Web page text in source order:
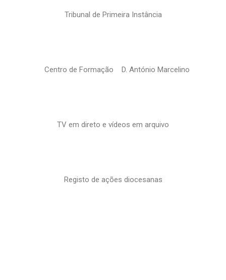
Tribunal de Primeira Instância
Centro de Formação D. António Marcelino
TV em direto e vídeos em arquivo
Registo de ações diocesanas